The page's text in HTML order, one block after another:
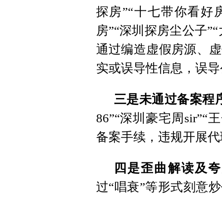
探房”“十七带你看好
房”“深圳探房尘公子
通过编造虚假房源、
实或误导性信息，误
三是未通过备案程
86”“深圳豪宅周sir”“
备案手续，违规开展
四是歪曲解读及
过“唱衰”等形式刻意